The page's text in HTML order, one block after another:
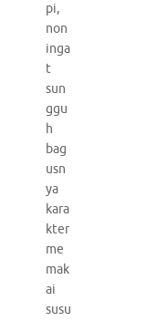
pi,
non
inga
t
sun
ggu
h
bag
usn
ya
kara
kter
me
mak
ai
susu